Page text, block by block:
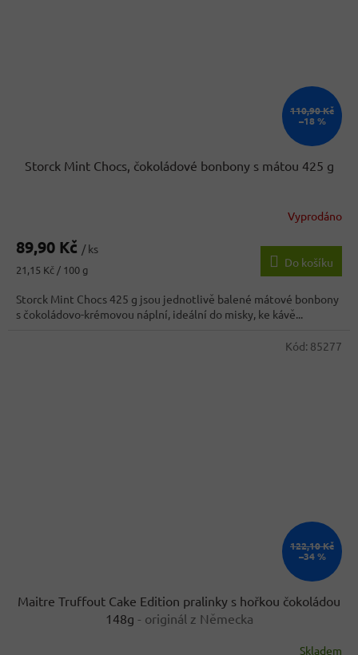
110,90 Kč
–18 %
Storck Mint Chocs, čokoládové bonbony s mátou 425 g
produktu
3,4
z
5
hvězdiček.
Vyprodáno
89,90 Kč / ks
Měrná
21,15 Kč / 100 g
Do košíku
Storck Mint Chocs 425 g jsou jednotlivě balené mátové bonbony
s čokoládovo-krémovou náplní, ideální do misky, ke kávě...
122,10 Kč
–34 %
Maitre Truffout Cake Edition pralinky s hořkou čokoládou
148g - originál z Německa
Skladem
Kód: 85277